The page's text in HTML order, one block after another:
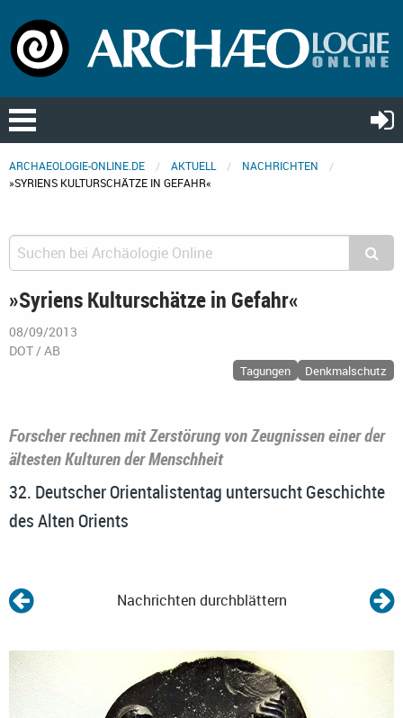
ARCHAEOLOGIE-ONLINE.DE AKTUELL
NACHRICHTEN
»SYRIENS KULTURSCHÄTZE IN GEFAHR«
»Syriens Kulturschätze in Gefahr«
08/09/2013
DOT / AB
Tagungen Denkmalschutz
Forscher rechnen mit Zerstörung von Zeugnissen einer der
ältesten Kulturen der Menschheit
32. Deutscher Orientalistentag untersucht Geschichte
des Alten Orients
Nachrichten durchblättern